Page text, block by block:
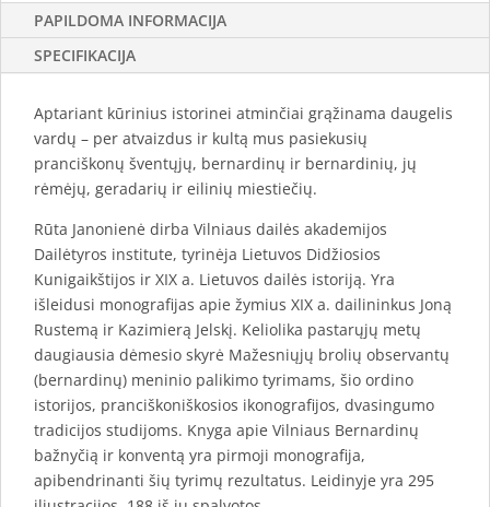
PAPILDOMA INFORMACIJA
SPECIFIKACIJA
Aptariant kūrinius istorinei atminčiai grąžinama daugelis
vardų – per atvaizdus ir kultą mus pasiekusių
pranciškonų šventųjų, bernardinų ir bernardinių, jų
rėmėjų, geradarių ir eilinių miestiečių.
Rūta Janonienė dirba Vilniaus dailės akademijos
Dailėtyros institute, tyrinėja Lietuvos Didžiosios
Kunigaikštijos ir XIX a. Lietuvos dailės istoriją. Yra
išleidusi monografijas apie žymius XIX a. dailininkus Joną
Rustemą ir Kazimierą Jelskį. Keliolika pastarųjų metų
daugiausia dėmesio skyrė Mažesniųjų brolių observantų
(bernardinų) meninio palikimo tyrimams, šio ordino
istorijos, pranciškoniškosios ikonografijos, dvasingumo
tradicijos studijoms. Knyga apie Vilniaus Bernardinų
bažnyčią ir konventą yra pirmoji monografija,
apibendrinanti šių tyrimų rezultatus. Leidinyje yra 295